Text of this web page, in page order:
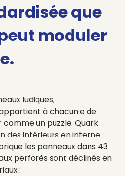
que
moduler
ludiques,
à chacun·e de
comme un puzzle. Quark
des intérieurs en interne
les panneaux dans 43
perforés sont déclinés en
: